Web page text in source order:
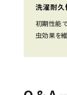
洗濯耐久
初期性能
虫効果を維